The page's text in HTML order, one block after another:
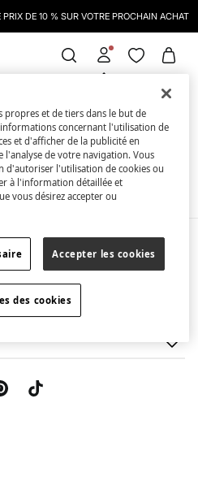
DE 10 % SUR VOTRE PROCHAIN ACHAT
expérience d’achat.
pas d'articles en stock de
nous disposons de
vous intéresser.
en ligne
propres et de tiers dans le but de
concernant l'utilisation de
et d'afficher de la publicité en
l'analyse de votre navigation. Vous
d'autoriser l'utilisation de cookies ou
à l'information détaillée et
vous désirez accepter ou
Accepter les cookies
des cookies